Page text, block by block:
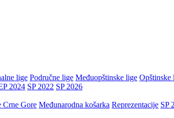
lige Područne lige Međuopštinske lige Opštinske
2024 SP 2022 SP 2026
Crne Gore Međunarodna košarka Reprezentacije SP